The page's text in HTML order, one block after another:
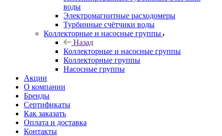
воды
Электромагнитные расходомеры
Турбинные счётчики воды
Коллекторные и насосные группы
Назад
Коллекторные и насосные группы
Коллекторные группы
Насосные группы
Акции
О компании
Бренды
Сертификаты
Как заказать
Оплата и доставка
Контакты